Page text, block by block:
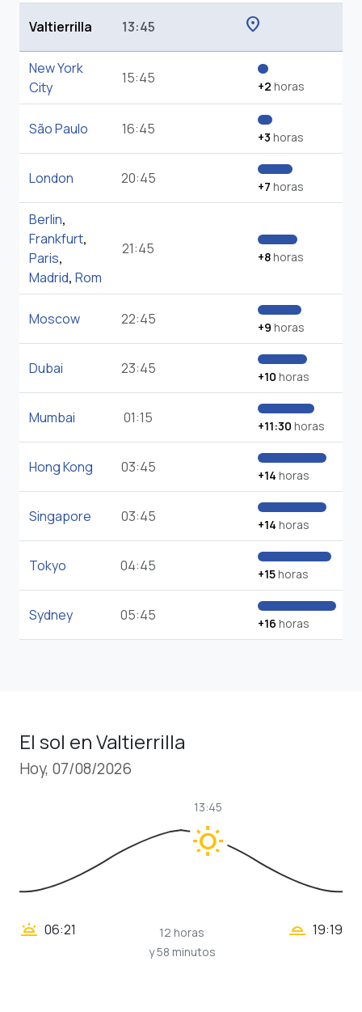
Valtierrilla 13:45 location_on
New York
City
15:45 +2 horas
São Paulo 16:45 +3 horas
London 20:45 +7 horas
Berlin,
Frankfurt,
Paris,
Madrid, Rom
21:45 +8horas
Moscow 22:45 +9 horas
Dubai 23:45 +10 horas
Mumbai 01:15 +11:30 horas
Hong Kong 03:45 +14 horas
Singapore 03:45 +14 horas
Tokyo 04:45 +15horas
Sydney 05:45 +16 horas
El sol en Valtierrilla
Hoy, 07/08/2026
wb_sunny
13:45
wb_twilight 06:21
12 horas
y 58 minutos
wb_twilight_2 19:19